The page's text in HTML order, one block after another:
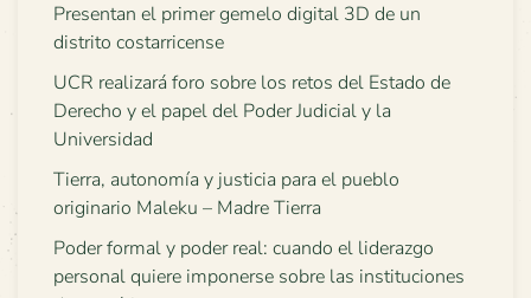
Presentan el primer gemelo digital 3D de un
distrito costarricense
UCR realizará foro sobre los retos del Estado de
Derecho y el papel del Poder Judicial y la
Universidad
Tierra, autonomía y justicia para el pueblo
originario Maleku – Madre Tierra
Poder formal y poder real: cuando el liderazgo
personal quiere imponerse sobre las instituciones